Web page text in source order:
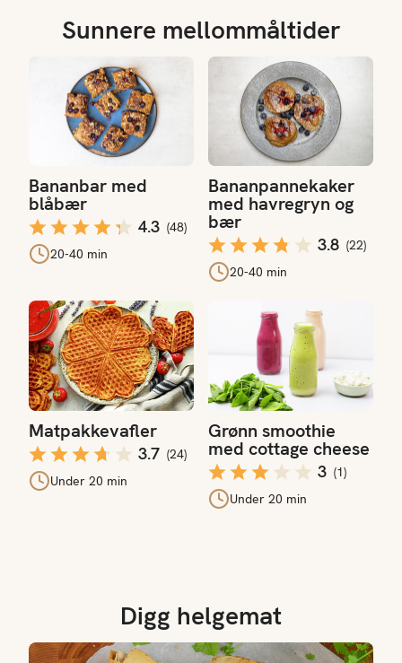
Sunnere mellommåltider
Bananbar med
blåbær
4.3 (48)
20-40 min
Bananbar med blåbær
Bananpannekaker
med havregryn og
bær
3.8 (22)
20-40 min
Bananpannekaker med
Matpakkevafler
3.7 (24)
Under 20 min
Matpakkevafler
Grønn smoothie
med cottage cheese
3 (1)
Under 20 min
Grønn smoothie med cottage
Digg helgemat
Langpanne quesadilla